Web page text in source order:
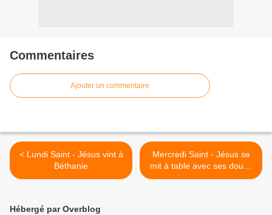
Commentaires
Ajouter un commentaire
< Lundi Saint - Jésus vint à
Béthanie
Mercredi Saint - Jésus se
mit à table avec ses douze
disciples >
Hébergé par Overblog